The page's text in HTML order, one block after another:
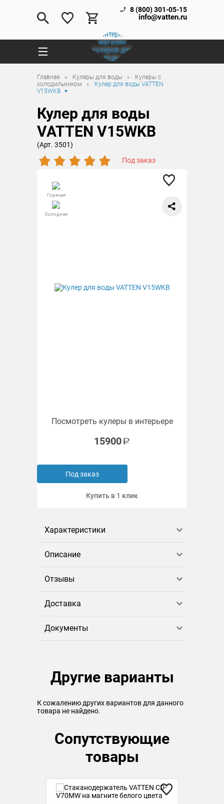
8 (800) 301-05-15
info@vatten.ru
Главная Кулеры для воды
Кулеры с
холодильником
Кулер для воды VATTEN
V15WKB
Кулер для воды
VATTEN V15WKB
(Арт. 3501)
Под заказ
Горячая
Холодная
Посмотреть кулеры в интерьере
15900
Под заказ
Купить в 1 клик
Характеристики
Описание
Отзывы
Доставка
Документы
Другие варианты
К сожалению других вариантов для данного
товара не найдено.
Сопутствующие
товары